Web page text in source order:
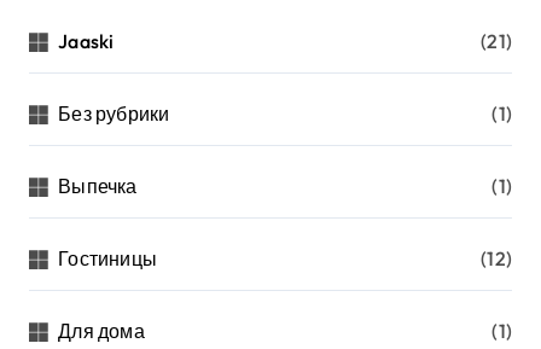
Jaaski (21)
Без рубрики (1)
Выпечка (1)
Гостиницы (12)
Для дома (1)